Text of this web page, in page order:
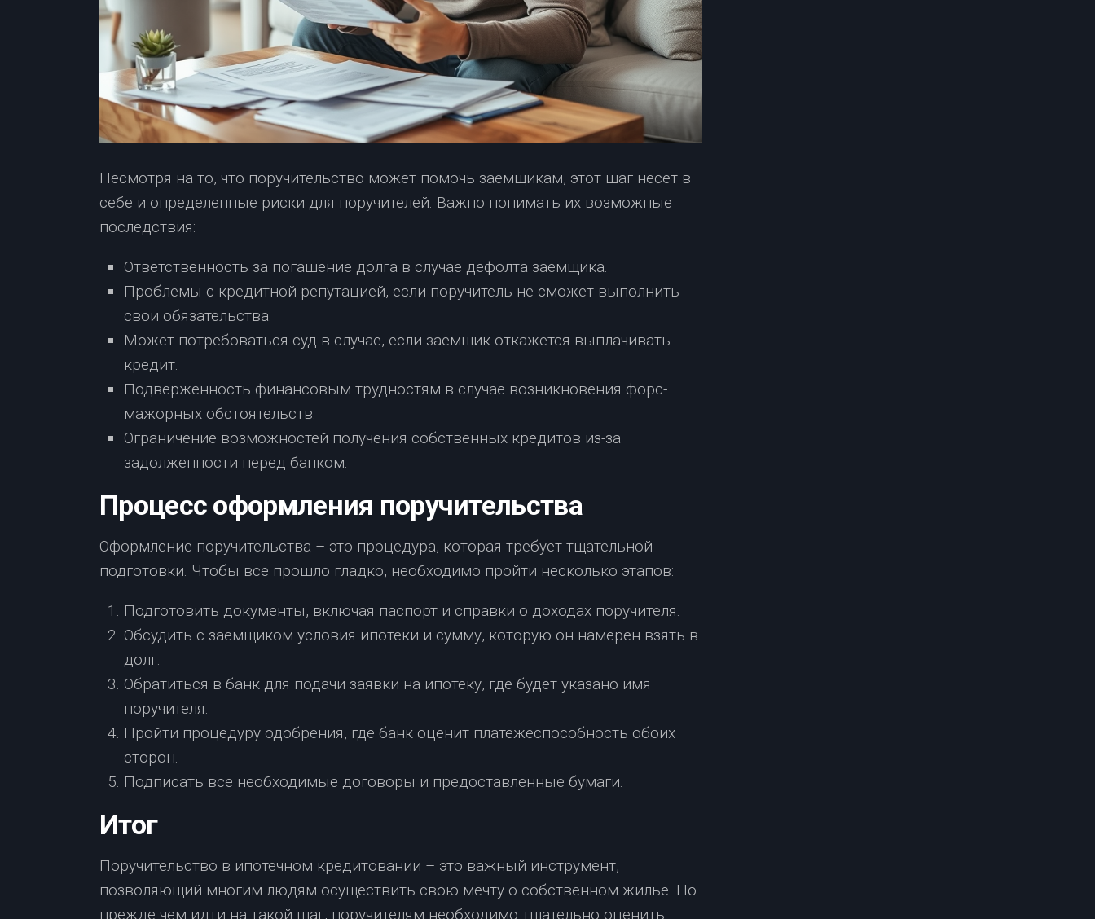
Несмотря на то, что поручительство может помочь заемщикам, этот шаг несет в
себе и определенные риски для поручителей. Важно понимать их возможные
последствия:
Ответственность за погашение долга в случае дефолта заемщика.
Проблемы с кредитной репутацией, если поручитель не сможет выполнить
свои обязательства.
Может потребоваться суд в случае, если заемщик откажется выплачивать
кредит.
Подверженность финансовым трудностям в случае возникновения форс-
мажорных обстоятельств.
Ограничение возможностей получения собственных кредитов из-за
задолженности перед банком.
Процесс оформления поручительства
Оформление поручительства – это процедура, которая требует тщательной
подготовки. Чтобы все прошло гладко, необходимо пройти несколько этапов:
Подготовить документы, включая паспорт и справки о доходах поручителя.
Обсудить с заемщиком условия ипотеки и сумму, которую он намерен взять в
долг.
Обратиться в банк для подачи заявки на ипотеку, где будет указано имя
поручителя.
Пройти процедуру одобрения, где банк оценит платежеспособность обоих
сторон.
Подписать все необходимые договоры и предоставленные бумаги.
Итог
Поручительство в ипотечном кредитовании – это важный инструмент,
позволяющий многим людям осуществить свою мечту о собственном жилье. Но
прежде чем идти на такой шаг, поручителям необходимо тщательно оценить